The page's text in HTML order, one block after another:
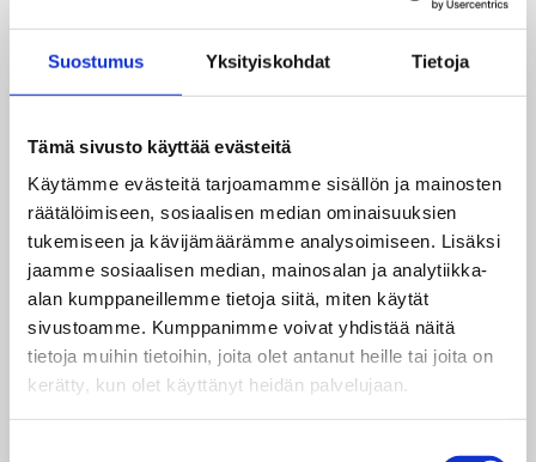
Suostumus Yksityiskohdat Tietoja
Tämä sivusto käyttää evästeitä
Käytämme evästeitä tarjoamamme sisällön ja mainosten
räätälöimiseen, sosiaalisen median ominaisuuksien
tukemiseen ja kävijämäärämme analysoimiseen. Lisäksi
jaamme sosiaalisen median, mainosalan ja analytiikka-
alan kumppaneillemme tietoja siitä, miten käytät
sivustoamme. Kumppanimme voivat yhdistää näitä
tietoja muihin tietoihin, joita olet antanut heille tai joita on
kerätty, kun olet käyttänyt heidän palvelujaan.
vuoden ajalta! Maailma kylässä-festivaalit
järjestettiin …
Lue lisää
Entisten nuorten Taksvärkki
nykyisten nuorten tukena
15.8.2024 24.5.2024